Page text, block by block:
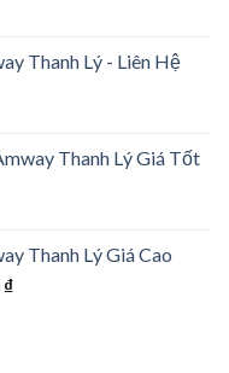
Thanh Lý - Liên Hệ
Thanh Lý Giá Tốt
Thanh Lý Giá Cao
₫Current